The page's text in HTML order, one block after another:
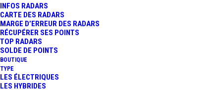
INFOS RADARS
CARTE DES RADARS
MARGE D’ERREUR DES RADARS
RÉCUPÉRER SES POINTS
TOP RADARS
SOLDE DE POINTS
BOUTIQUE
TYPE
LES ÉLECTRIQUES
LES HYBRIDES
1 Minutes |